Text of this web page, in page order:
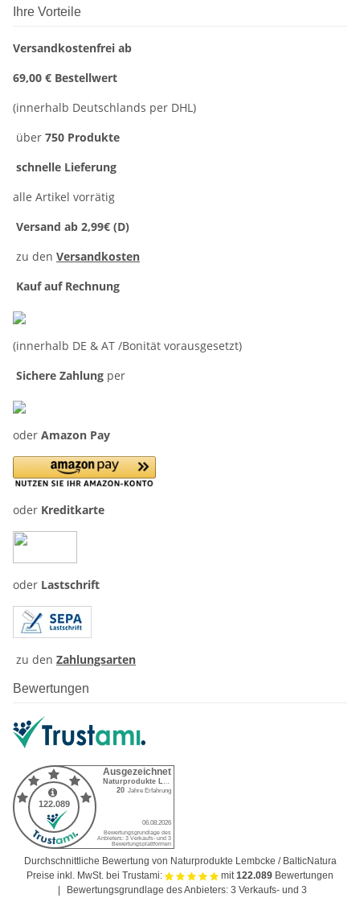
Ihre Vorteile
Versandkostenfrei ab
69,00 € Bestellwert
(innerhalb Deutschlands per DHL)
über 750 Produkte
schnelle Lieferung
alle Artikel vorrätig
Versand ab 2,99€ (D)
zu den Versandkosten
Kauf auf Rechnung
(innerhalb DE & AT /Bonität vorausgesetzt)
Sichere Zahlung per
oder Amazon Pay
oder Kreditkarte
oder Lastschrift
zu den Zahlungsarten
Bewertungen
Durchschnittliche Bewertung von Naturprodukte Lembcke / BalticNatura
Preise inkl. MwSt. bei Trustami:
mit122.089 Bewertungen
Bewertungsgrundlage des Anbieters: 3 Verkaufs- und 3